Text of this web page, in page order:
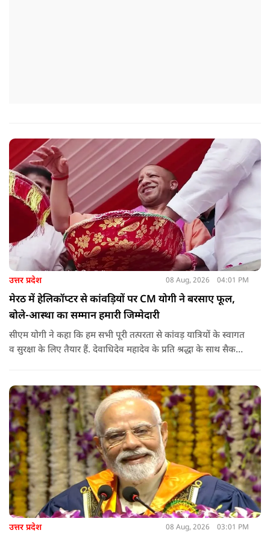
उत्तर प्रदेश 08 Aug, 2026 04:01 PM
मेरठ में हेलिकॉप्टर से कांवड़ियों पर CM योगी ने बरसाए फूल,
बोले-आस्था का सम्मान हमारी जिम्मेदारी
सीएम योगी ने कहा कि हम सभी पूरी तत्परता से कांवड़ यात्रियों के स्वागत
व सुरक्षा के लिए तैयार हैं. देवाधिदेव महादेव के प्रति श्रद्धा के साथ सैकड़ों
पात, क्षेत्र व प्रांत की सीमाओं से ऊपर उठकर उनकी हर श्वांस शिव के नाम
है.
उत्तर प्रदेश 08 Aug, 2026 03:01 PM